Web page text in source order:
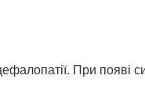
При появі